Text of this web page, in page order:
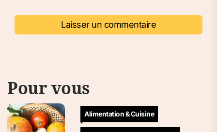
Pour vous
Alimentation & Cuisine